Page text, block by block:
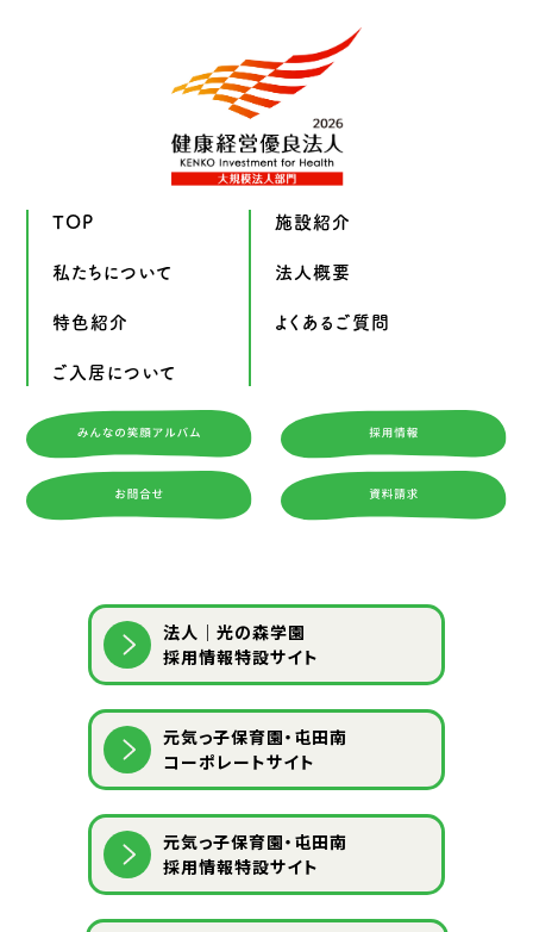
TOP
私たちについて
特色紹介
ご入居について
施設紹介
法人概要
よくあるご質問
法人｜光の森学園
採用情報特設サイト
元気っ子保育園・屯田南
コーポレートサイト
元気っ子保育園・屯田南
採用情報特設サイト